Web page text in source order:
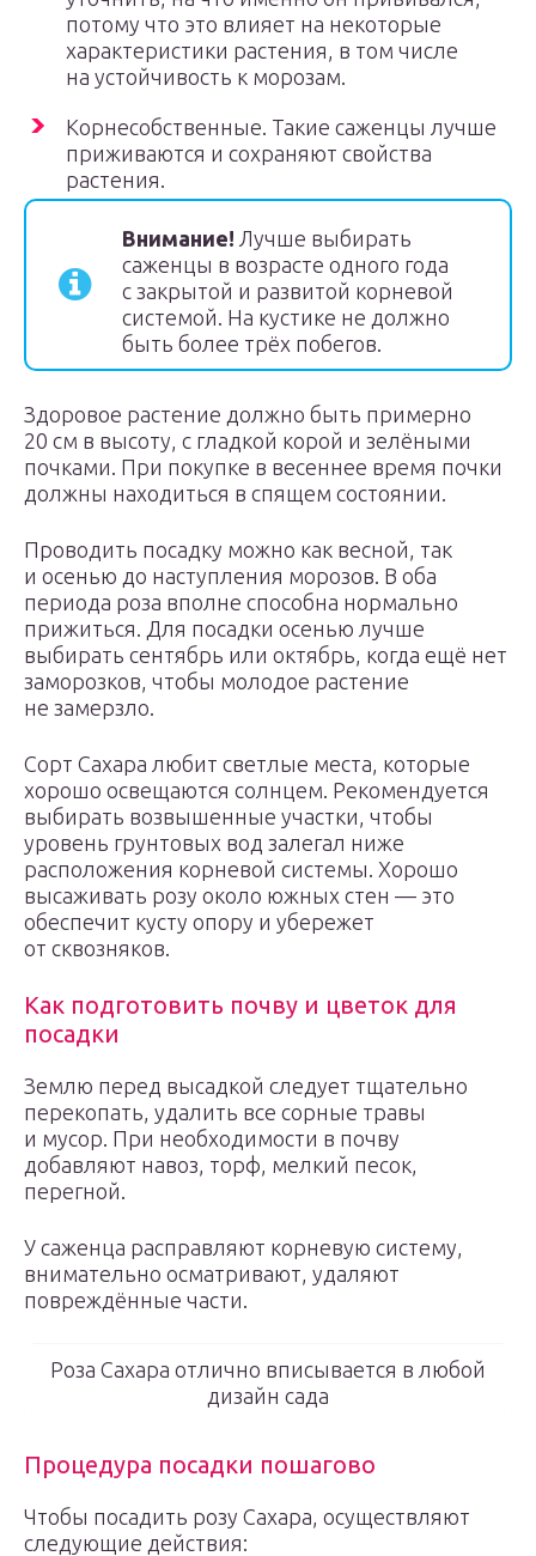
потому что это влияет на некоторые
характеристики растения, в том числе
на устойчивость к морозам.
Корнесобственные. Такие саженцы лучше
приживаются и сохраняют свойства
растения.
Внимание! Лучше выбирать
саженцы в возрасте одного года
с закрытой и развитой корневой
системой. На кустике не должно
быть более трёх побегов.
Здоровое растение должно быть примерно
20 см в высоту, с гладкой корой и зелёными
почками. При покупке в весеннее время почки
должны находиться в спящем состоянии.
Проводить посадку можно как весной, так
и осенью до наступления морозов. В оба
периода роза вполне способна нормально
прижиться. Для посадки осенью лучше
выбирать сентябрь или октябрь, когда ещё нет
заморозков, чтобы молодое растение
не замерзло.
Сорт Сахара любит светлые места, которые
хорошо освещаются солнцем. Рекомендуется
выбирать возвышенные участки, чтобы
уровень грунтовых вод залегал ниже
расположения корневой системы. Хорошо
высаживать розу около южных стен — это
обеспечит кусту опору и убережет
от сквозняков.
Как подготовить почву и цветок для
посадки
Землю перед высадкой следует тщательно
перекопать, удалить все сорные травы
и мусор. При необходимости в почву
добавляют навоз, торф, мелкий песок,
перегной.
У саженца расправляют корневую систему,
внимательно осматривают, удаляют
повреждённые части.
Роза Сахара отлично вписывается в любой
дизайн сада
Процедура посадки пошагово
Чтобы посадить розу Сахара, осуществляют
следующие действия: